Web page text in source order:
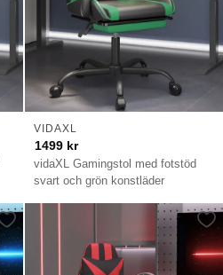
vidaXL Gamingstol med fotstöd
svart och grön konstläder
VIDAXL
1499 kr